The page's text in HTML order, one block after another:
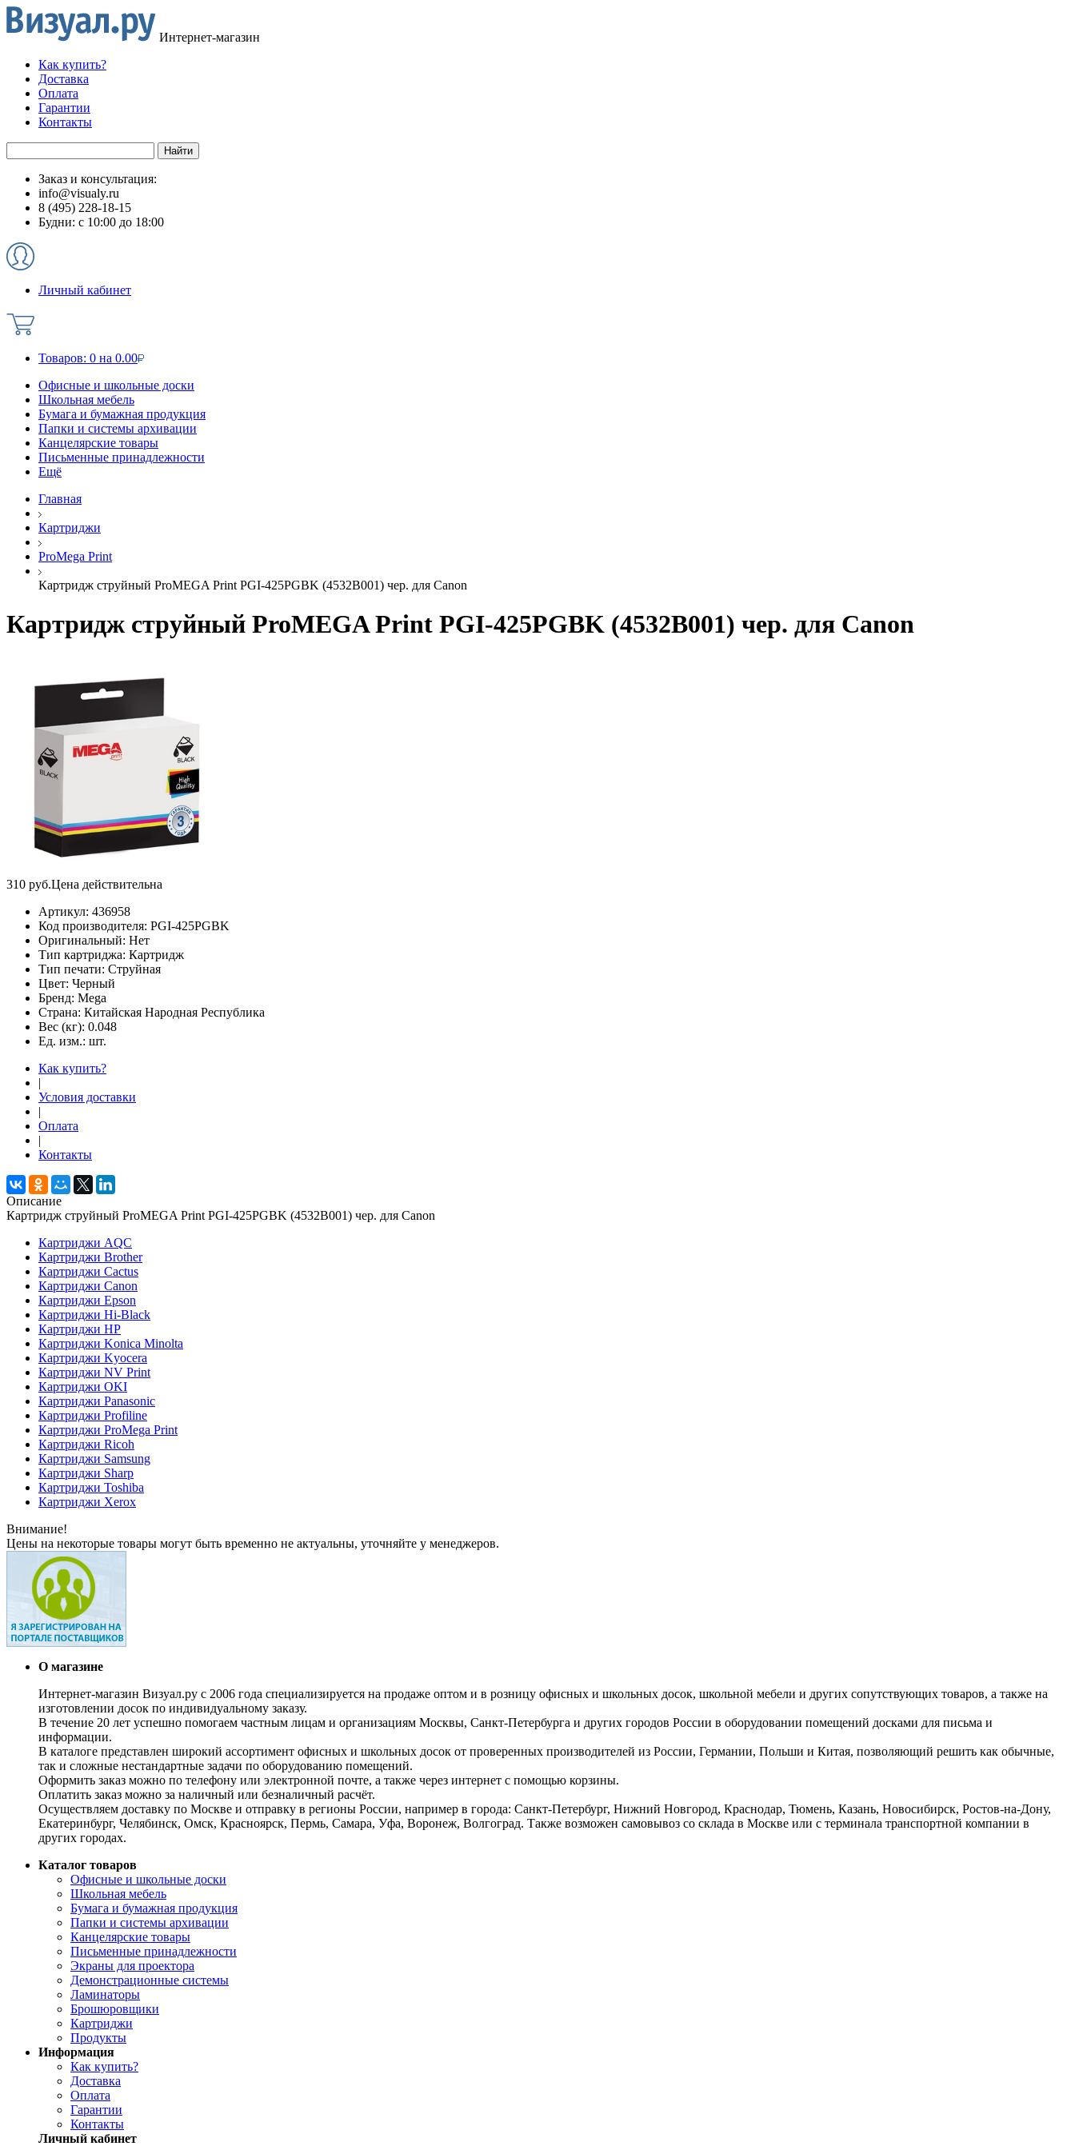
Интернет-магазин
Как купить?
Доставка
Оплата
Гарантии
Контакты
Заказ и консультация:
info@visualy.ru
8 (495) 228-18-15
Будни: с 10:00 до 18:00
Личный кабинет
Товаров: 0 на 0.00
Офисные и школьные доски
Школьная мебель
Бумага и бумажная продукция
Папки и системы архивации
Канцелярские товары
Письменные принадлежности
Ещё
Главная
Картриджи
ProMega Print
Картридж струйный ProMEGA Print PGI-425PGBK (4532B001) чер. для Canon
Картридж струйный ProMEGA Print PGI-425PGBK (4532B001) чер. для Canon
310 руб.Цена действительна
Артикул: 436958
Код производителя: PGI-425PGBK
Оригинальный: Нет
Тип картриджа: Картридж
Тип печати: Струйная
Цвет: Черный
Бренд: Mega
Страна: Китайская Народная Республика
Вес (кг): 0.048
Ед. изм.: шт.
Как купить?
|
Условия доставки
|
Оплата
|
Контакты
Описание
Картридж струйный ProMEGA Print PGI-425PGBK (4532B001) чер. для Canon
Картриджи AQC
Картриджи Brother
Картриджи Cactus
Картриджи Canon
Картриджи Epson
Картриджи Hi-Black
Картриджи HP
Картриджи Konica Minolta
Картриджи Kyocera
Картриджи NV Print
Картриджи OKI
Картриджи Panasonic
Картриджи Profiline
Картриджи ProMega Print
Картриджи Ricoh
Картриджи Samsung
Картриджи Sharp
Картриджи Toshiba
Картриджи Xerox
Внимание!
Цены на некоторые товары могут быть временно не актуальны, уточняйте у менеджеров.
О магазине
Интернет-магазин Визуал.ру с 2006 года специализируется на продаже оптом и в розницу офисных и школьных досок, школьной мебели и других сопутствующих товаров, а также на
изготовлении досок по индивидуальному заказу.
В течение 20 лет успешно помогаем частным лицам и организациям Москвы, Санкт-Петербурга и других городов России в оборудовании помещений досками для письма и
информации.
В каталоге представлен широкий ассортимент офисных и школьных досок от проверенных производителей из России, Германии, Польши и Китая, позволяющий решить как обычные,
так и сложные нестандартные задачи по оборудованию помещений.
Оформить заказ можно по телефону или электронной почте, а также через интернет с помощью корзины.
Оплатить заказ можно за наличный или безналичный расчёт.
Осуществляем доставку по Москве и отправку в регионы России, например в города: Санкт-Петербург, Нижний Новгород, Краснодар, Тюмень, Казань, Новосибирск, Ростов-на-Дону,
Екатеринбург, Челябинск, Омск, Красноярск, Пермь, Самара, Уфа, Воронеж, Волгоград. Также возможен самовывоз со склада в Москве или с терминала транспортной компании в
других городах.
Каталог товаров
Офисные и школьные доски
Школьная мебель
Бумага и бумажная продукция
Папки и системы архивации
Канцелярские товары
Письменные принадлежности
Экраны для проектора
Демонстрационные системы
Ламинаторы
Брошюровщики
Картриджи
Продукты
Информация
Как купить?
Доставка
Оплата
Гарантии
Контакты
Личный кабинет